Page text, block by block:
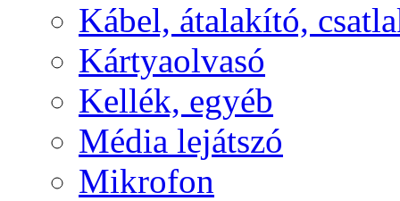
Kábel, átalakító,
Kártyaolvasó
Kellék, egyéb
Média lejátszó
Mikrofon